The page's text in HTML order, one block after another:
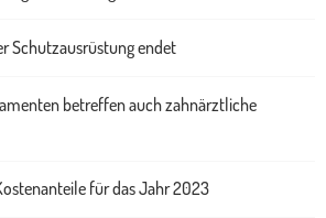
Schutzausrüstung endet
betreffen auch zahnärztliche
für das Jahr 2023